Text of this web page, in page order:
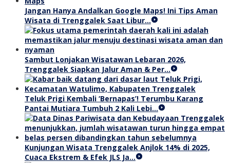
Jangan Hanya Andalkan Google Maps! Ini Tips Aman
Wisata di Trenggalek Saat Libur…
Sambut Lonjakan Wisatawan Lebaran 2026,
Trenggalek Siapkan Jalur Aman & Per…
Teluk Prigi Kembali ‘Bernapas’! Terumbu Karang
Pantai Mutiara Tumbuh 2 Kali Lebi…
Kunjungan Wisata Trenggalek Anjlok 14% di 2025,
Cuaca Ekstrem & Efek JLS Ja…